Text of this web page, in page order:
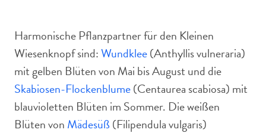
Harmonische Pflanzpartner für den Kleinen
Wiesenknopf sind:Wundklee(Anthyllis vulneraria)
mit gelben Blüten von Mai bis August und die
Skabiosen-Flockenblume(Centaurea scabiosa) mit
blauvioletten Blüten im Sommer. Die weißen
Blüten von Mädesüß(Filipendula vulgaris)